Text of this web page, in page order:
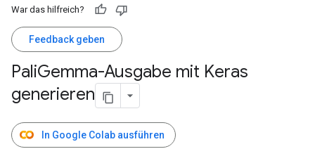
War das hilfreich?
Feedback geben
PaliGemma-Ausgabe mit Keras
generieren
In Google Colab ausführen